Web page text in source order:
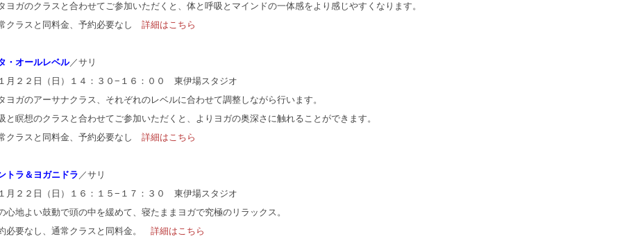
ヨガのクラスと合わせてご参加いただくと、体と呼吸とマインドの一体感をより感じやすくなります。
クラスと同料金、予約必要なし 詳細はこちら
・オールレベル／サリ
月２２日（日）１４：３０−１６：００ 東伊場スタジオ
ヨガのアーサナクラス、それぞれのレベルに合わせて調整しながら行います。
と瞑想のクラスと合わせてご参加いただくと、よりヨガの奥深さに触れることができます。
クラスと同料金、予約必要なし 詳細はこちら
トラ＆ヨガニドラ／サリ
月２２日（日）１６：１５−１７：３０ 東伊場スタジオ
心地よい鼓動で頭の中を緩めて、寝たままヨガで究極のリラックス。
必要なし、通常クラスと同料金。 詳細はこちら